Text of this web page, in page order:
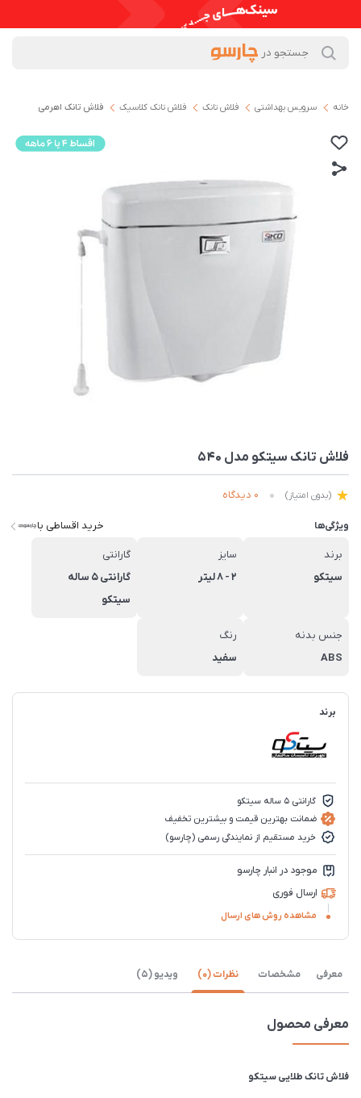
خانه سرویس بهداشتی فلاش تانک فلاش تانک کلاسیک فلاش تانک اهرمی
فلاش تانک سیتکو مدل 540
(بدون امتیاز) 0 دیدگاه
ویژگی‌ها خرید اقساطی با
برند
سیتکو
سایز
2 - 8 لیتر
گارانتی
گارانتی 5 ساله
سیتکو
جنس بدنه
ABS
رنگ
سفید
برند
گارانتی 5 ساله سیتکو
ضمانت بهترین قیمت و بیشترین تخفیف
خرید مستقیم از نمایندگی رسمی (چارسو)
موجود در انبار چارسو
ارسال فوری
مشاهده روش های ارسال
معرفی مشخصات نظرات (0) ویدیو (5)
معرفی محصول
فلاش تانک طلایی سیتکو